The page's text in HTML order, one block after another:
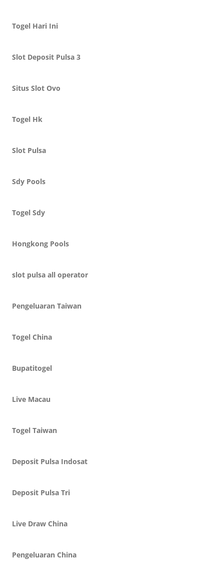
Togel Hari Ini
Slot Deposit Pulsa 3
Situs Slot Ovo
Togel Hk
Slot Pulsa
Sdy Pools
Togel Sdy
Hongkong Pools
slot pulsa all operator
Pengeluaran Taiwan
Togel China
Bupatitogel
Live Macau
Togel Taiwan
Deposit Pulsa Indosat
Deposit Pulsa Tri
Live Draw China
Pengeluaran China